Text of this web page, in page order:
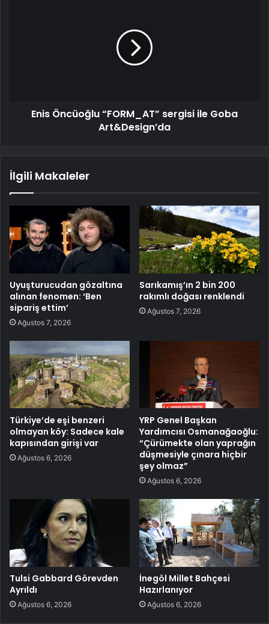
Enis Öncüoğlu “FORM_AT” sergisi ile Goba
Art&Design’da
İlgili Makaleler
Uyuşturucudan gözaltına
alınan fenomen: ‘Ben
sipariş ettim’
Ağustos 7, 2026
Sarıkamış’ın 2 bin 200
rakımlı doğası renklendi
Ağustos 7, 2026
Türkiye’de eşi benzeri
olmayan köy: Sadece kale
kapısından girişi var
Ağustos 6, 2026
YRP Genel Başkan
Yardımcısı Osmanağaoğlu:
“Çürümekte olan yaprağın
düşmesiyle çınara hiçbir
şey olmaz”
Ağustos 6, 2026
Tulsi Gabbard Görevden
Ayrıldı
Ağustos 6, 2026
İnegöl Millet Bahçesi
Hazırlanıyor
Ağustos 6, 2026